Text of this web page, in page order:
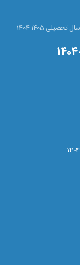
سال تحصیلی 1405-1404